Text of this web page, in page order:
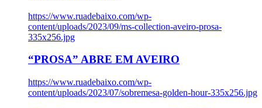
https://www.ruadebaixo.com/wp-
content/uploads/2023/09/ms-collection-aveiro-prosa-
335x256.jpg
“PROSA” ABRE EM AVEIRO
https://www.ruadebaixo.com/wp-
content/uploads/2023/07/sobremesa-golden-hour-335x256.jpg